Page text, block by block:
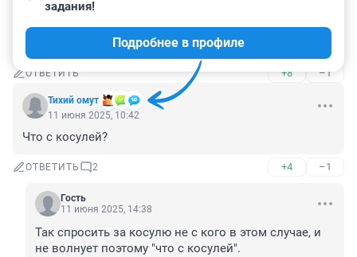
Гость
Значит гнали свой лексус с обезумевшими глазами.
ОТВЕТИТЬ +8 –1
Тихий омут
задания!
Подробнее в профиле
11 июня 2025, 10:42
Что с косулей?
ОТВЕТИТЬ 2 +4 –1
Гость
11 июня 2025, 14:38
Так спросить за косулю не с кого в этом случае, и
не волнует поэтому "что с косулей".